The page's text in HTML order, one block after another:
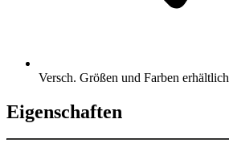
Versch. Größen und Farben erhältlich
Eigenschaften